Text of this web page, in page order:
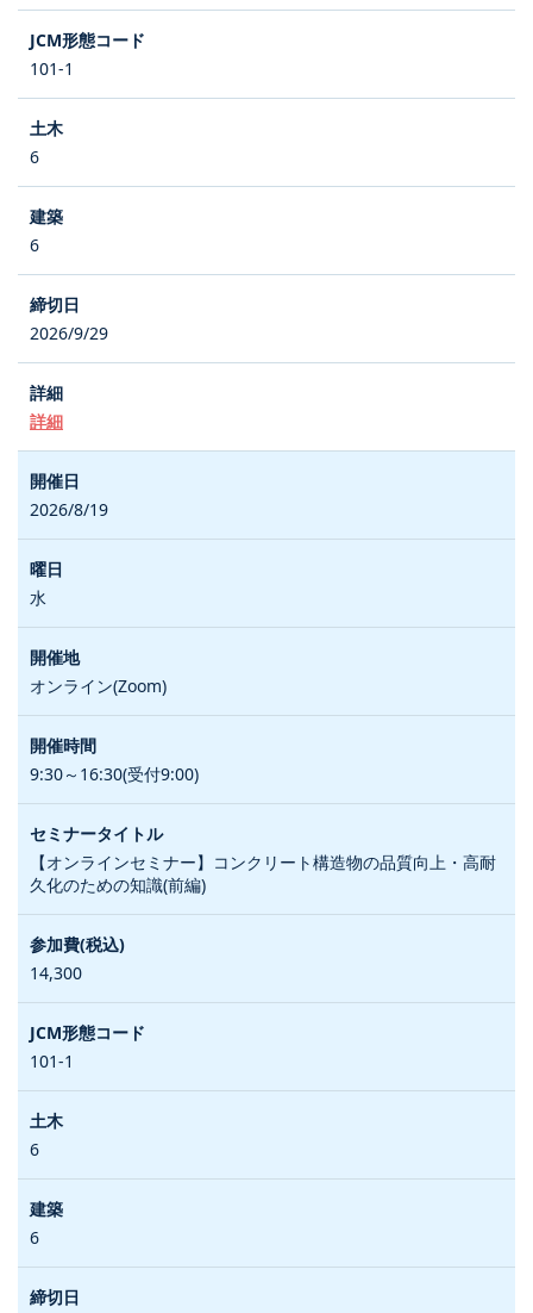
101-1
6
6
2026/9/29
詳細
2026/8/19
水
オンライン(Zoom)
9:30～16:30(受付9:00)
【オンラインセミナー】コンクリート構造物の品質向上・高耐
久化のための知識(前編)
14,300
101-1
6
6